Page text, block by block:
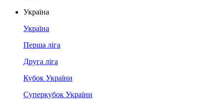
Україна
Україна
Перша ліга
Друга ліга
Кубок України
Суперкубок України